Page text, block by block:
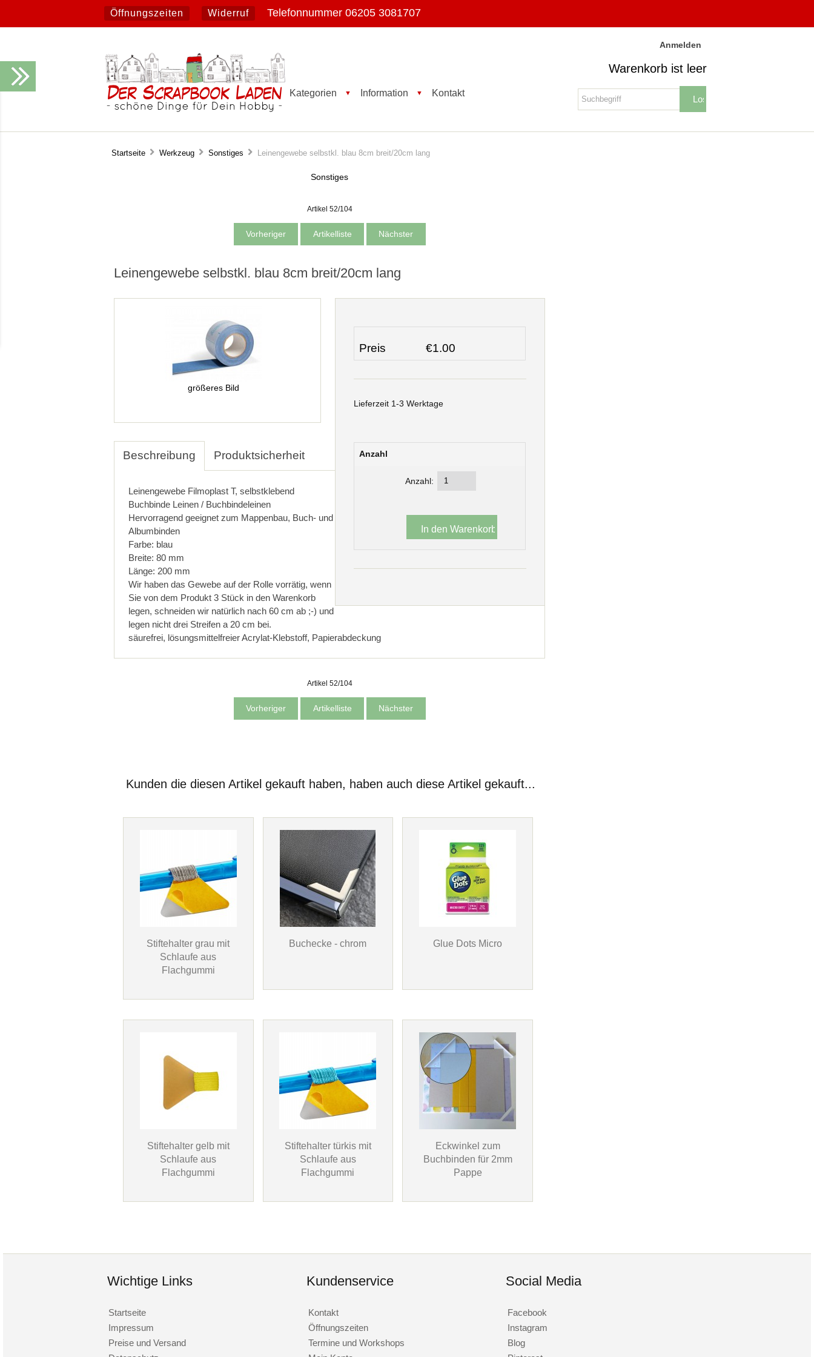
Öffnungszeiten Widerruf Telefonnummer 06205 3081707
Kategorien ▼ Information ▼ Kontakt
Anmelden
Warenkorb ist leer
Startseite Werkzeug Sonstiges Leinengewebe selbstkl. blau 8cm breit/20cm lang
Sonstiges
Artikel 52/104
Vorheriger Artikelliste Nächster
Leinengewebe selbstkl. blau 8cm breit/20cm lang
größeres Bild
Preis €1.00
Lieferzeit 1-3 Werktage
Anzahl
Anzahl:
Beschreibung Produktsicherheit
Leinengewebe Filmoplast T, selbstklebend
Buchbinde Leinen / Buchbindeleinen
Hervorragend geeignet zum Mappenbau, Buch- und
Albumbinden
Farbe: blau
Breite: 80 mm
Länge: 200 mm
Wir haben das Gewebe auf der Rolle vorrätig, wenn
Sie von dem Produkt 3 Stück in den Warenkorb
legen, schneiden wir natürlich nach 60 cm ab ;-) und
legen nicht drei Streifen a 20 cm bei.
säurefrei, lösungsmittelfreier Acrylat-Klebstoff, Papierabdeckung
Artikel 52/104
Vorheriger Artikelliste Nächster
Kunden die diesen Artikel gekauft haben, haben auch diese Artikel gekauft...
Stiftehalter grau mit
Schlaufe aus
Flachgummi
Buchecke - chrom Glue Dots Micro
Stiftehalter gelb mit
Schlaufe aus
Flachgummi
Stiftehalter türkis mit
Schlaufe aus
Flachgummi
Eckwinkel zum
Buchbinden für 2mm
Pappe
Wichtige Links
Startseite
Impressum
Preise und Versand
Kundenservice
Kontakt
Öffnungszeiten
Termine und Workshops
Social Media
Facebook
Instagram
Blog